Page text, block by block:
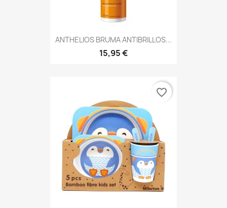
ANTHELIOS BRUMA ANTIBRILLOS...
15,95 €
favorite_border